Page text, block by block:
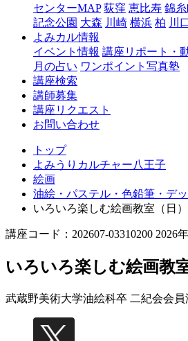
センターMAP 荻窪 恵比寿 錦
記念公園 大森 川崎 横浜 柏 川
よみカル情報
イベント情報 講座リポート・
月の占い ワンポイント写真塾
講座検索
講師募集
講座リクエスト
お問い合わせ
トップ
よみうりカルチャー八王子
絵画
油絵・パステル・色鉛筆・デ
いろいろ楽しむ絵画教室（日）
講座コード：202607-03310200 2026
いろいろ楽しむ絵画教
武蔵野美術大学油絵科卒 二紀会会員